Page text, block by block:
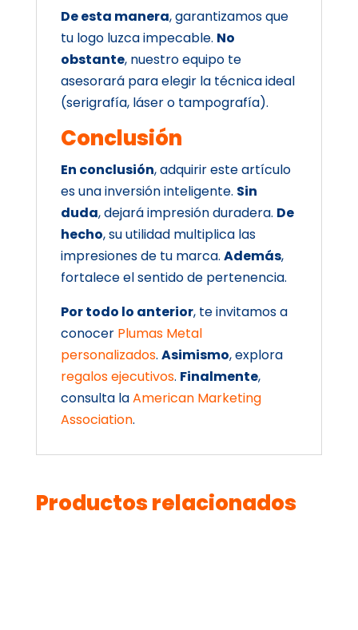
De esta manera, garantizamos que
tu logo luzca impecable. No
obstante, nuestro equipo te
asesorará para elegir la técnica ideal
(serigrafía, láser o tampografía).
Conclusión
En conclusión, adquirir este artículo
es una inversión inteligente. Sin
duda, dejará impresión duradera. De
hecho, su utilidad multiplica las
impresiones de tu marca. Además,
fortalece el sentido de pertenencia.
Por todo lo anterior, te invitamos a
conocer Plumas Metal
personalizados. Asimismo, explora
regalos ejecutivos. Finalmente,
consulta laAmerican Marketing
Association.
Productos relacionados